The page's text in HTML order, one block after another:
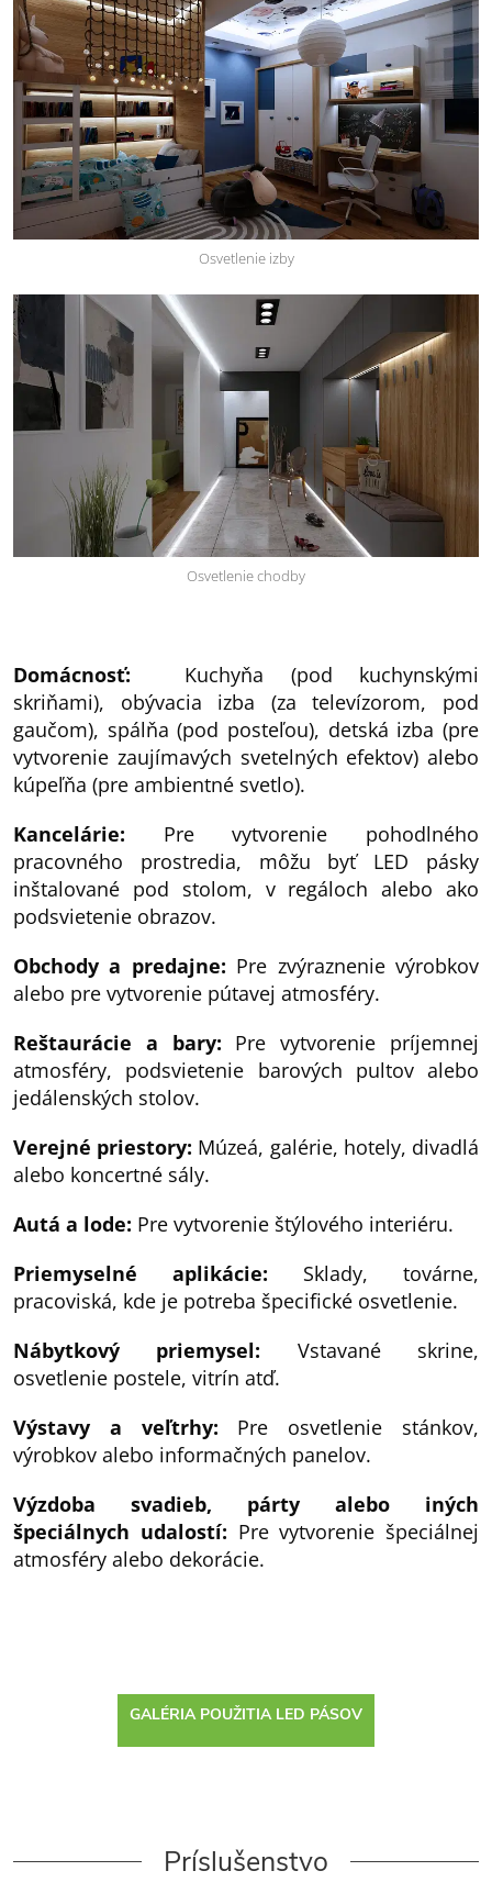
Osvetlenie izby
Osvetlenie chodby
Domácnosť:
Kuchyňa (pod kuchynskými
skriňami), obývacia izba (za televízorom, pod
gaučom), spálňa (pod posteľou), detská izba (pre
vytvorenie zaujímavých svetelných efektov) alebo
kúpeľňa (pre ambientné svetlo).
Kancelárie: Pre vytvorenie pohodlného
pracovného prostredia, môžu byť LED pásky
inštalované pod stolom, v regáloch alebo ako
podsvietenie obrazov.
Obchody a predajne: Pre zvýraznenie výrobkov
alebo pre vytvorenie pútavej atmosféry.
Reštaurácie a bary: Pre vytvorenie príjemnej
atmosféry, podsvietenie barových pultov alebo
jedálenských stolov.
Verejné priestory: Múzeá, galérie, hotely, divadlá
alebo koncertné sály.
Autá a lode: Pre vytvorenie štýlového interiéru.
Priemyselné aplikácie: Sklady, továrne,
pracoviská, kde je potreba špecifické osvetlenie.
Nábytkový priemysel: Vstavané skrine,
osvetlenie postele, vitrín atď.
Výstavy a veľtrhy: Pre osvetlenie stánkov,
výrobkov alebo informačných panelov.
Výzdoba svadieb, párty alebo iných
špeciálnych udalostí: Pre vytvorenie špeciálnej
atmosféry alebo dekorácie.
GALÉRIA POUŽITIA LED PÁSOV
Príslušenstvo